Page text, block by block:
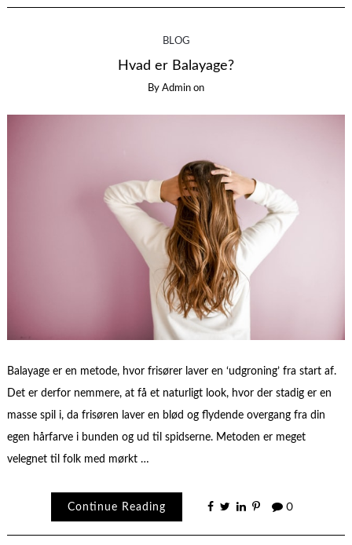
BLOG
Hvad er Balayage?
By Admin on
Balayage er en metode, hvor frisører laver en ‘udgroning’ fra start af.
Det er derfor nemmere, at få et naturligt look, hvor der stadig er en
masse spil i, da frisøren laver en blød og flydende overgang fra din
egen hårfarve i bunden og ud til spidserne. Metoden er meget
velegnet til folk med mørkt …
Continue Reading 0